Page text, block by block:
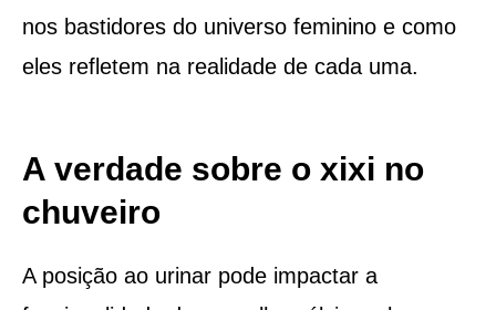
nos bastidores do universo feminino e como
eles refletem na realidade de cada uma.
A verdade sobre o xixi no
chuveiro
A posição ao urinar pode impactar a